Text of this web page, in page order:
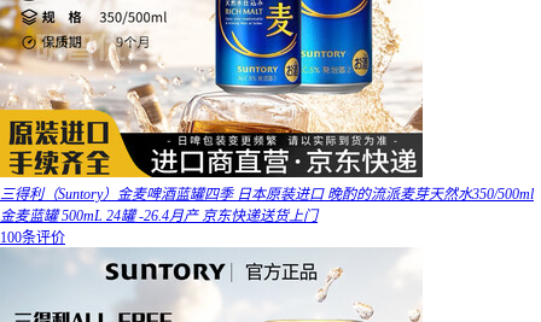
三得利（Suntory）金麦啤酒蓝罐四季 日本原装进口 晚酌的流派麦芽天然水350/500ml
金麦蓝罐 500mL 24罐 -26.4月产 京东快递送货上门
100条评价